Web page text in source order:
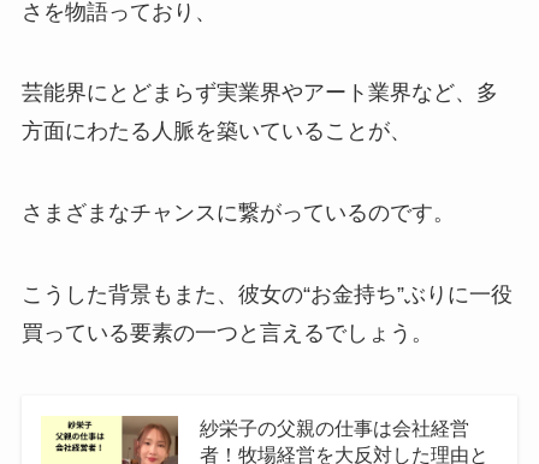
さを物語っており、
芸能界にとどまらず実業界やアート業界など、多
方面にわたる人脈を築いていることが、
さまざまなチャンスに繋がっているのです。
こうした背景もまた、彼女の“お金持ち”ぶりに一役
買っている要素の一つと言えるでしょう。
紗栄子の父親の仕事は会社経営
者！牧場経営を大反対した理由と